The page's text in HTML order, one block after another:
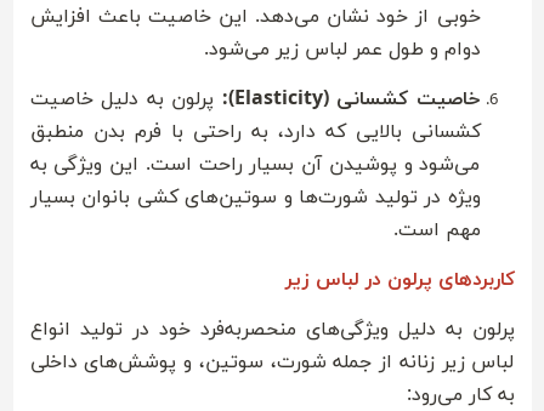
خوبی از خود نشان می‌دهد. این خاصیت باعث افزایش
دوام و طول عمر لباس زیر می‌شود.
خاصیت کشسانی (Elasticity):
پرلون به دلیل خاصیت
کشسانی بالایی که دارد، به راحتی با فرم بدن منطبق
می‌شود و پوشیدن آن بسیار راحت است. این ویژگی به
ویژه در تولید شورت‌ها و سوتین‌های کشی بانوان بسیار
مهم است.
کاربردهای پرلون در لباس زیر
پرلون به دلیل ویژگی‌های منحصربه‌فرد خود در تولید انواع
لباس زیر زنانه از جمله شورت، سوتین، و پوشش‌های داخلی
به کار می‌رود: